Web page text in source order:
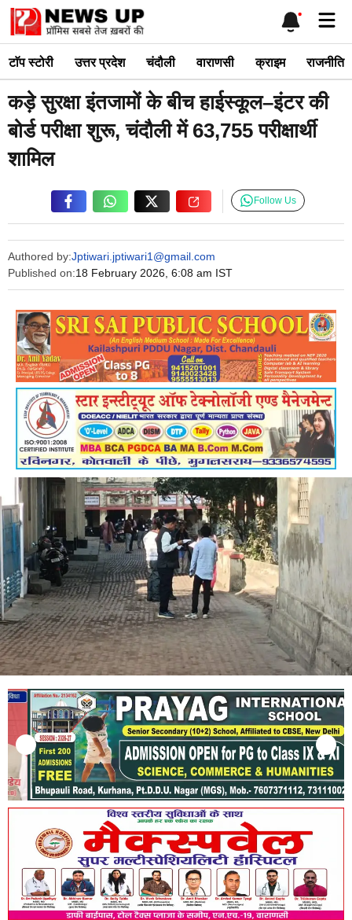
Skip
content
टाॅप स्टोरी उत्तर प्रदेश चंदौली वाराणसी क्राइम राजनीति
कड़े सुरक्षा इंतजामों के बीच हाईस्कूल–इंटर की
बोर्ड परीक्षा शुरू, चंदौली में 63,755 परीक्षार्थी
शामिल
Authored by:Jptiwari.jptiwari1@gmail.com
Published on:18 February 2026, 6:08 am IST
Follow Us